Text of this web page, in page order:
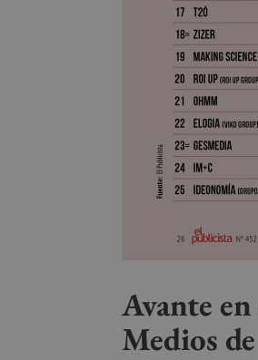
Avante
Medios